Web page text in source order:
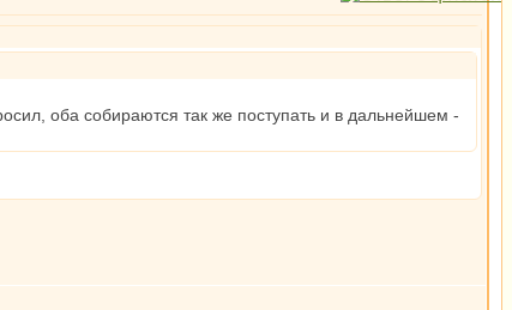
оба собираются так же поступать и в дальнейшем -